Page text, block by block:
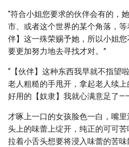
“符合小姐您要求的伙伴会有的，
市、或者这个世界的某个角落，
伴】这一殊荣赐予她，所以小姐
要更加努力地去寻找才对。”
“【伙伴】这种东西我早就不指望
老人粗糙的手甩开，拿起老人续
好用的【奴隶】我就心满意足了
才啄上一口的女孩脸色一白，嘴
头上的味蕾上绽开，纯正的可可
拉着小舌头想要将浸入味蕾的苦味